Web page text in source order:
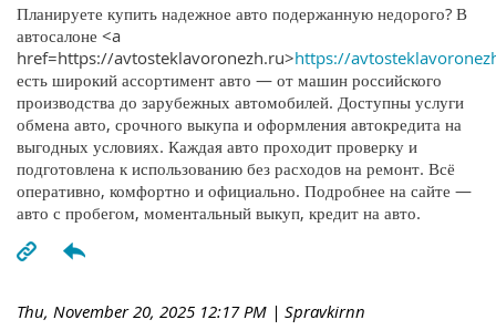
Планируете купить надежное авто подержанную недорого? В
автосалоне <a
href=https://avtosteklavoronezh.ru>https://
есть широкий ассортимент авто — от машин российского
производства до зарубежных автомобилей. Доступны услуги
обмена авто, срочного выкупа и оформления автокредита на
выгодных условиях. Каждая авто проходит проверку и
подготовлена к использованию без расходов на ремонт. Всё
оперативно, комфортно и официально. Подробнее на сайте —
авто с пробегом, моментальный выкуп, кредит на авто.
Thu, November 20, 2025 12:17 PM | Spravkirnn